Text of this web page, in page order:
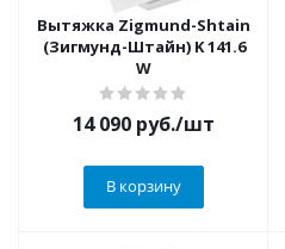
Вытяжка Zigmund-Shtain
(Зигмунд-Штайн) K 141.6
W
14 090 руб./шт
В корзину